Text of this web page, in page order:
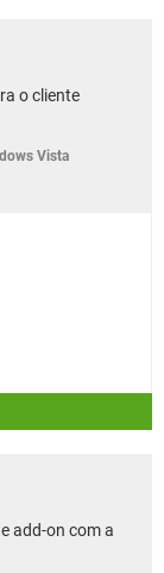
o cliente
Vista
add-on com a